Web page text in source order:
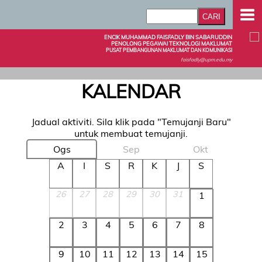
ENCIK MUHAMMAD FAISFADLY BIN SABARUDDIN
PENOLONG PEGAWAI TEKNOLOGI MAKLUMAT
PUSAT PEMBANGUNAN MAKLUMAT DAN KOMUNIKASI
faisfadly@upm.edu.my
KALENDAR
Jadual aktiviti. Sila klik pada "Temujanji Baru"
untuk membuat temujanji.
Ogs
Sep
Okt
A
I S R K J S
26 27 28 29 30 31 1
2 3 4 5 6 7 8
9 10 11 12 13 14 15